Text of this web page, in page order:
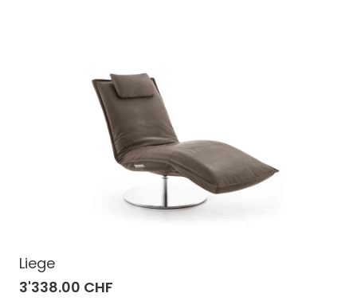
Liege
3'338.00 CHF